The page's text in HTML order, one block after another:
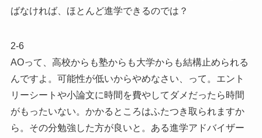
ばなければ、ほとんど進学できるのでは？
2-6
AOって、高校からも塾からも大学からも結構止められる
んですよ。可能性が低いからやめなさい、って。エント
リーシートや小論文に時間を費やしてダメだったら時間
がもったいない。かかるところはふたつき取られますか
ら。その分勉強した方が良いと。ある進学アドバイザー